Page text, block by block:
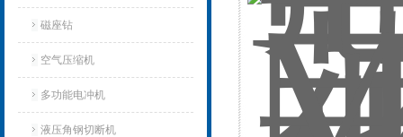
磁座钻
空气压缩机
多功能电冲机
液压角钢切断机